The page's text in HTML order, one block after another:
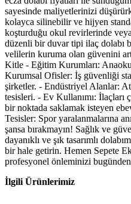
sayesinde maliyetlerinizi
kolayca silinebilir ve hijyen
koşturduğu okul revirlerinde
düzenli bir duvar tipi ilaç dolabı
velilerin kuruma olan güvenini
Kitle - Eğitim Kurumları:
Kurumsal Ofisler: İş güvenliği
şirketler. - Endüstriyel Alanlar:
tesisleri. - Ev Kullanımı: İlaçları
bir noktada saklamak isteyen
Tesisler: Spor yaralanmalarına
şansa bırakmayın! Sağlık ve
dayanıklı ve şık tasarımlı
bir hale getirin. Hemen Sepete
profesyonel önleminizi bugünden
İlgili Ürünlerimiz